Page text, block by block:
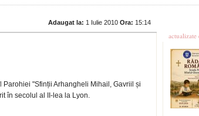
Adaugat la: 1 Iulie 2010 Ora: 15:14
"Sfinții Arhangheli Mihail, Gavriil și
în secolul al II-lea la Lyon.
actualizate